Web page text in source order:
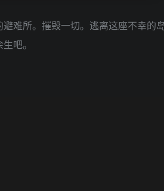
所。摧毁一切。逃离这座不幸的岛
吧。